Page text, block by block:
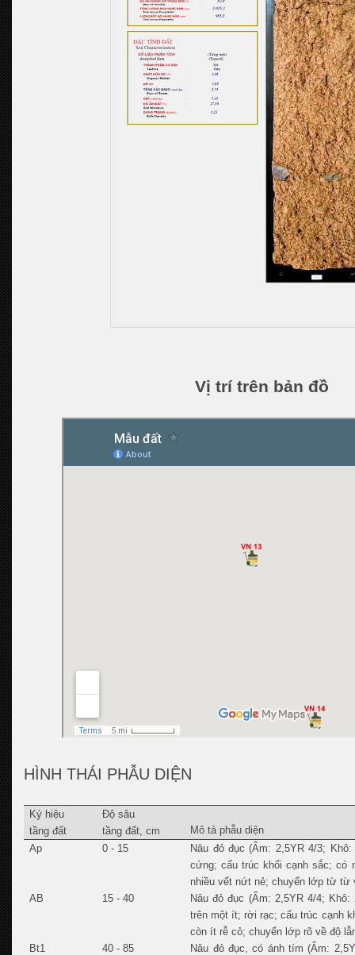
Vị trí trên bản đồ
HÌNH THÁI PHẪU DIỆN
Ký hiệu
tầng đất
Độ sâu
tầng đất, cm
Mô tả phẫu diện
Ap
0 - 15
Nâu đỏ đục (Ẩm: 2,5YR 4/3;
cứng; cấu trúc khối cạnh sắc; có
nhiều vết nứt nẻ; chuyển lớp từ từ
AB
15 - 40
Nâu đỏ đục (Ẩm: 2,5YR 4/4;
trên một ít; rời rạc; cấu trúc cạnh
còn ít rễ cỏ; chuyển lớp rõ về độ
Bt1
40 - 85
Nâu đỏ đục, có ánh tím (Ẩm: